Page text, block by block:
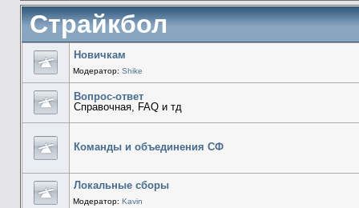
Страйкбол
Новичкам
Модератор: Shike
Вопрос-ответ
Справочная, FAQ и тд
Команды и объединения СФ
Локальные сборы
Модератор: Kavin